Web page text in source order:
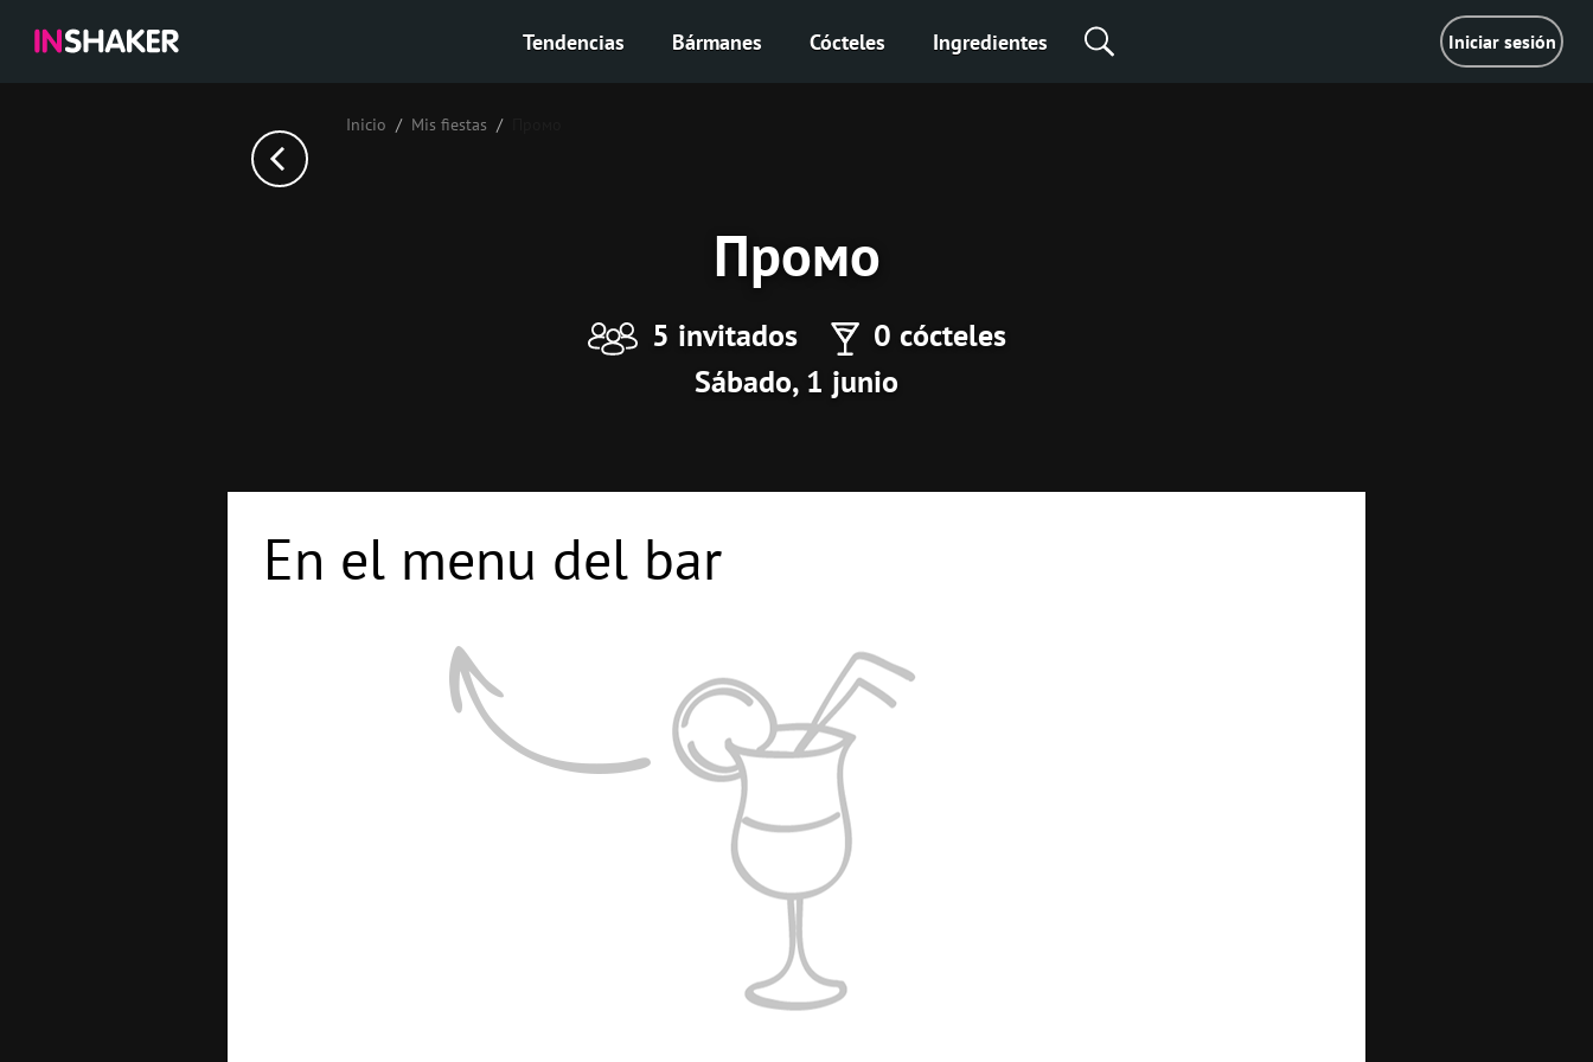
Tendencias Bármanes Cócteles Ingredientes Iniciar sesión
Inicio Mis fiestas
Промо
5 invitados
0 cócteles
Sábado, 1 junio
En el menu del bar